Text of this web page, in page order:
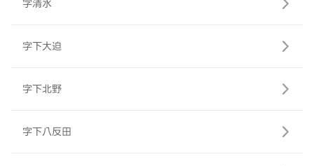
字清水
字下大迫
字下北野
字下八反田